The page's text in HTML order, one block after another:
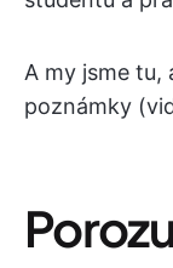
A my jsme tu,
poznámky